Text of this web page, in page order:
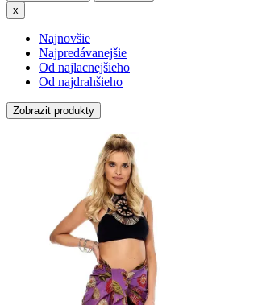
x
Najnovšie
Najpredávanejšie
Od najlacnejšieho
Od najdrahšieho
Zobrazit produkty